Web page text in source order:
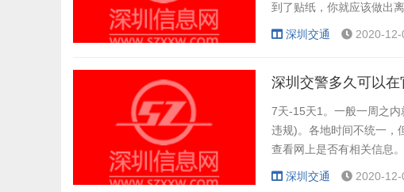
到了贴纸，你就应该做出
否真的违法，看照片，然
深圳交通 2020-12-
深圳交警多久可以在
7天-15天1。一般一周之
违规)。各地时间不统一，
查看网上是否有相关信息
到网上。...
深圳交通 2020-12-